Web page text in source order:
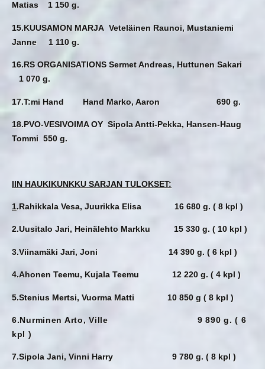
Matias 1 150 g.
15.KUUSAMON MARJA Veteläinen Raunoi, Mustaniemi
Janne 1 110 g.
16.RS ORGANISATIONS Sermet Andreas, Huttunen Sakari
1 070 g.
17.T:mi Hand Hand Marko, Aaron 690 g.
18.PVO-VESIVOIMA OY Sipola Antti-Pekka, Hansen-Haug
Tommi 550 g.
IIN HAUKIKUNKKU SARJAN TULOKSET:
1.Rahikkala Vesa, Juurikka Elisa 16 680 g. ( 8 kpl )
2.Uusitalo Jari, Heinälehto Markku 15 330 g. ( 10 kpl )
3.Viinamäki Jari, Joni 14 390 g. ( 6 kpl )
4.Ahonen Teemu, Kujala Teemu 12 220 g. ( 4 kpl )
5.Stenius Mertsi, Vuorma Matti 10 850 g ( 8 kpl )
6.Nurminen Arto, Ville 9 890 g. ( 6
kpl )
7.Sipola Jani, Vinni Harry 9 780 g. ( 8 kpl )